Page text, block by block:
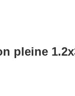
pleine